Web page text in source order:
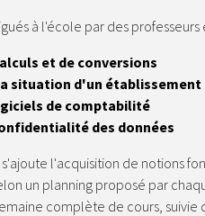
à l'école par des
et de conversions
situation d'un établissement
de comptabilité
des données
l'acquisition de notions
un planning proposé par
complète de cours, suivie